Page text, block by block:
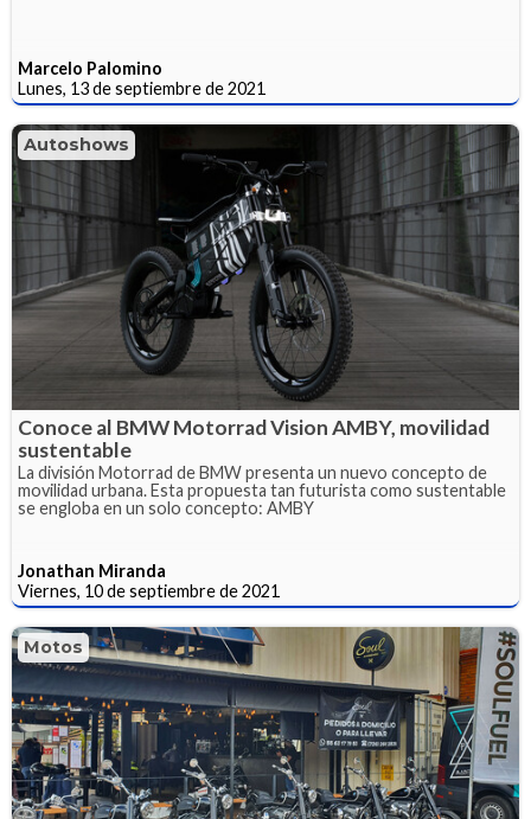
Marcelo Palomino
Lunes, 13 de septiembre de 2021
Autoshows
Conoce al BMW Motorrad Vision AMBY, movilidad
sustentable
La división Motorrad de BMW presenta un nuevo concepto de
movilidad urbana. Esta propuesta tan futurista como sustentable
se engloba en un solo concepto: AMBY
Jonathan Miranda
Viernes, 10 de septiembre de 2021
Motos